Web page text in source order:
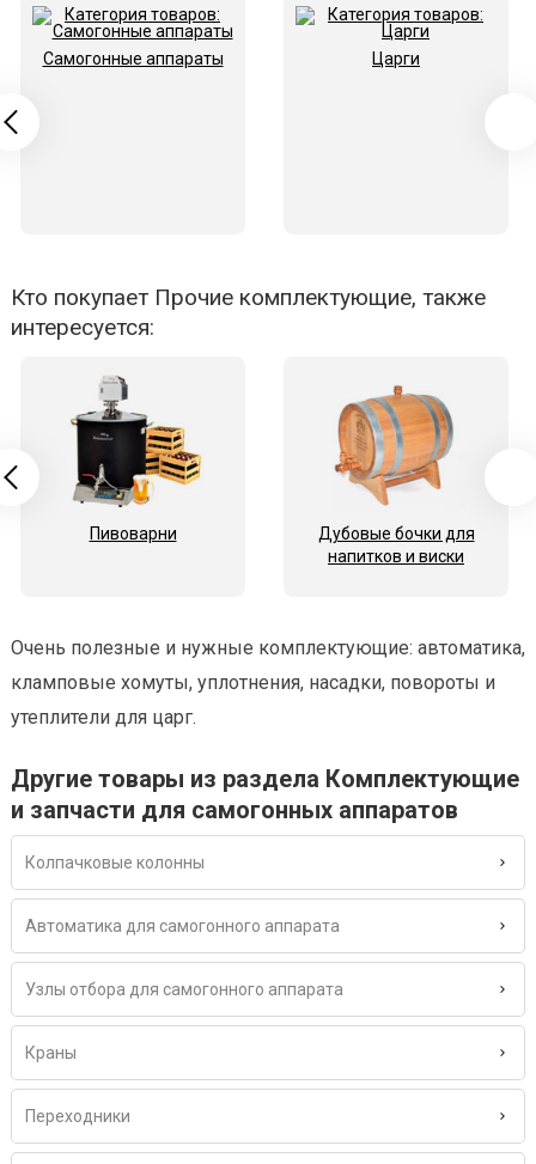
Самогонные аппараты Царги
Кто покупает Прочие комплектующие, также
интересуется:
Пивоварни
Дубовые бочки для
напитков и виски
Очень полезные и нужные комплектующие: автоматика,
кламповые хомуты, уплотнения, насадки, повороты и
утеплители для царг.
Другие товары из раздела Комплектующие
и запчасти для самогонных аппаратов
Колпачковые колонны
Автоматика для самогонного аппарата
Узлы отбора для самогонного аппарата
Краны
Переходники